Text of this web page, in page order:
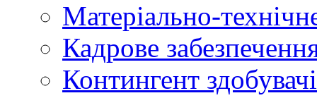
Матеріально-
Кадрове
Контингент